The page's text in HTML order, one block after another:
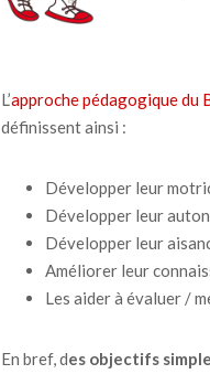
L’approche pédagogique du
définissent ainsi :
Développer leur
Développer leur
Développer leur
Améliorer leur
Les aider à évaluer /
En bref, des objectifs